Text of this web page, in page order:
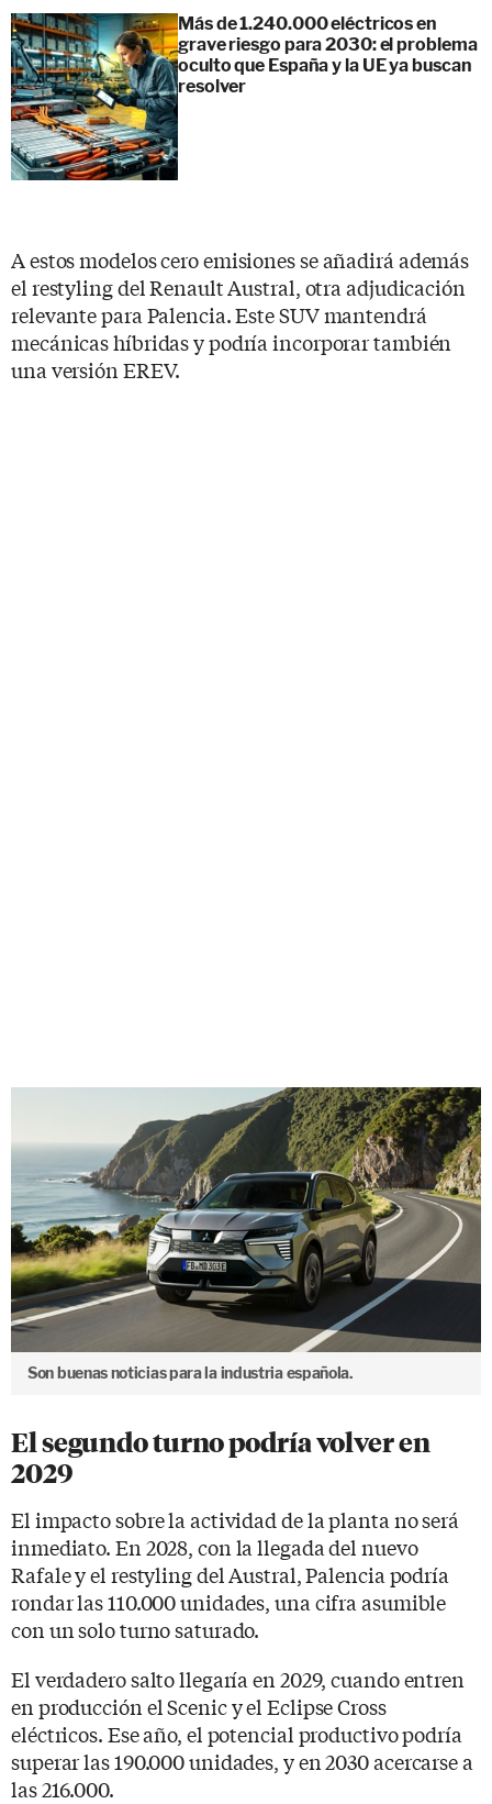
Más de 1.240.000 eléctricos en
grave riesgo para 2030: el problema
oculto que España y la UE ya buscan
resolver
A estos modelos cero emisiones se añadirá además
el restyling del Renault Austral, otra adjudicación
relevante para Palencia. Este SUV mantendrá
mecánicas híbridas y podría incorporar también
una versión EREV.
Son buenas noticias para la industria española.
El segundo turno podría volver en
2029
El impacto sobre la actividad de la planta no será
inmediato. En 2028, con la llegada del nuevo
Rafale y el restyling del Austral, Palencia podría
rondar las 110.000 unidades, una cifra asumible
con un solo turno saturado.
El verdadero salto llegaría en 2029, cuando entren
en producción el Scenic y el Eclipse Cross
eléctricos. Ese año, el potencial productivo podría
superar las 190.000 unidades, y en 2030 acercarse a
las 216.000.